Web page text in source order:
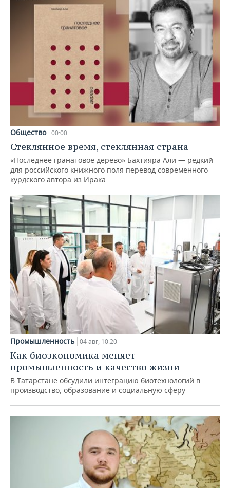
Общество 00:00
Стеклянное время, стеклянная страна
«Последнее гранатовое дерево» Бахтияра Али — редкий
для российского книжного поля перевод современного
курдского автора из Ирака
Промышленность 04 авг, 10:20
Как биоэкономика меняет
промышленность и качество жизни
В Татарстане обсудили интеграцию биотехнологий в
производство, образование и социальную сферу